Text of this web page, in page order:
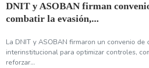
DNIT y ASOBAN firman
combatir la evasión,...
La DNIT y ASOBAN firmaron un convenio de
interinstitucional para optimizar controles,
reforzar...